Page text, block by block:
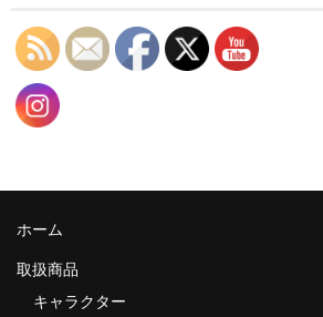
ホーム
取扱商品
キャラクター